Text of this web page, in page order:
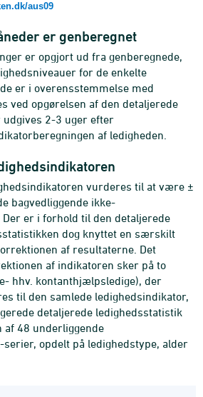
aus09
er genberegnet
er opgjort ud fra genberegnede,
for de enkelte
er i overensstemmelse med
ved opgørelsen af den detaljerede
2-3 uger efter
af ledigheden.
vurderes til at være ±
bagvedliggende ikke-
. Der er i forhold til den detaljerede
dog knyttet en særskilt
af resultaterne. Det
af indikatoren sker på to
hhv. kontanthjælpsledige), der
til den samlede ledighedsindikator,
detaljerede ledighedsstatistik
af 48 underliggende
opdelt på ledighedstype, alder